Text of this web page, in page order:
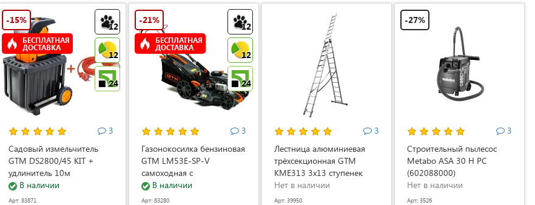
12
12
24
-15%
БЕСПЛАТНАЯ
ДОСТАВКА
3
Садовый измельчитель
GTM DS2800/45 KIT +
удлинитель 10м
(DS2800/45_KIT+ext.cord)
В наличии
Арт: 83871
12
12
24
-21%
БЕСПЛАТНАЯ
ДОСТАВКА
3
Газонокосилка бензиновая
GTM LM53E-SP-V
самоходная с
электростартером и
регулировкой скорости
В наличии
Арт: 83280
3
Лестница алюминиевая
трёхсекционная GTM
KME313 3x13 ступенек
3.53-8.93м (KME313)
Нет в наличии
Арт: 39950
-27%
3
Строительный пылесос
Metabo ASA 30 H PC
(602088000)
Нет в наличии
Арт: 3526